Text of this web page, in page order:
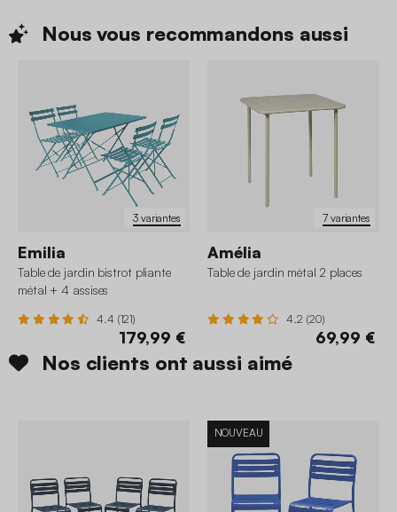
Nous vous recommandons aussi
3 variantes
Emilia
Table de jardin bistrot pliante
métal + 4 assises
4.4 (121)
179,99 €
7 variantes
Amélia
Table de jardin métal 2 places
4.2 (20)
69,99 €
Nos clients ont aussi aimé
NOUVEAU